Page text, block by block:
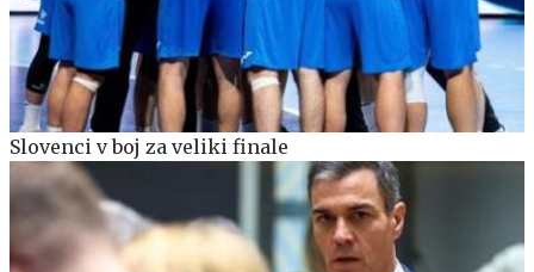
Slovenci v boj za veliki finale